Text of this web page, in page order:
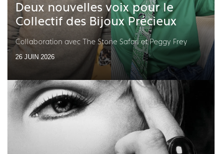
Deux nouvelles voix pour le
Collectif des Bijoux Précieux
Collaboration avec The Stone Safari et Peggy Frey
26 JUIN 2026